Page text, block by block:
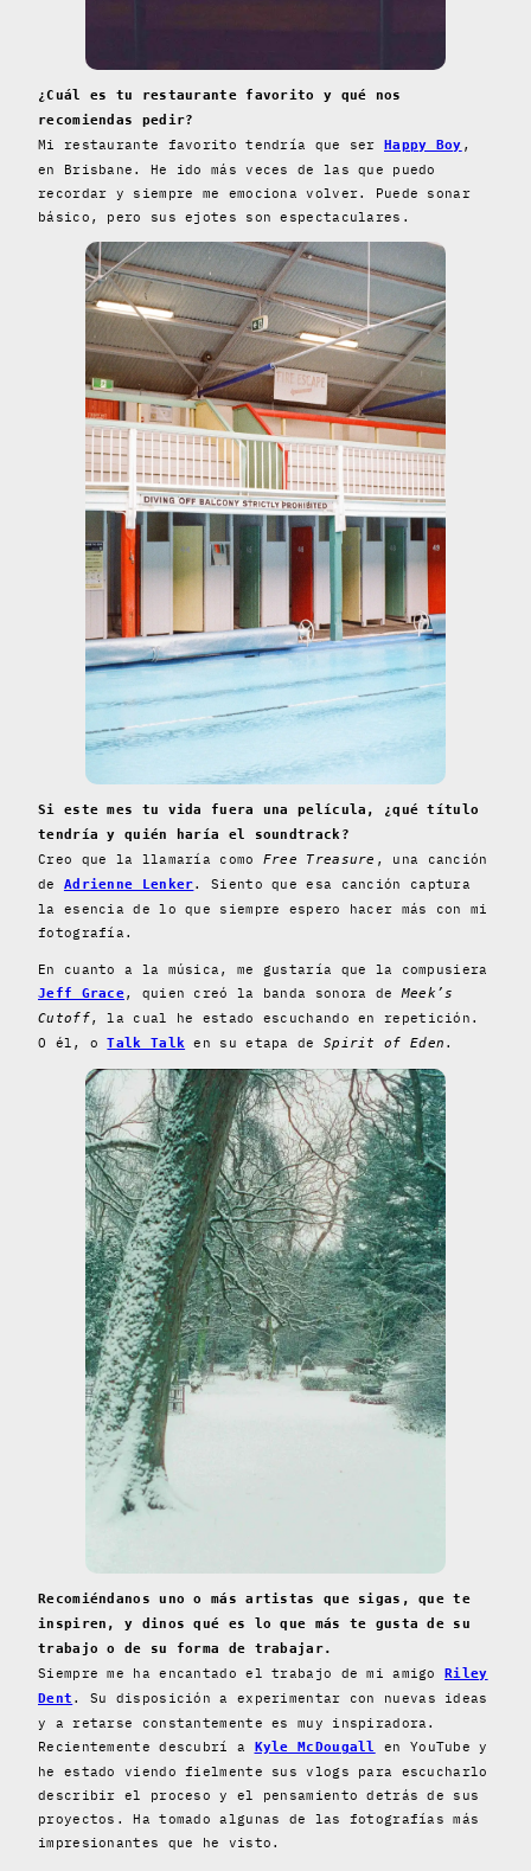
¿Cuál es tu restaurante favorito y qué nos
recomiendas pedir?
Mi restaurante favorito tendría que ser Happy Boy ,
en Brisbane. He ido más veces de las que puedo
recordar y siempre me emociona volver. Puede sonar
básico, pero sus ejotes son espectaculares.
Si este mes tu vida fuera una película, ¿qué título
tendría y quién haría el soundtrack?
Creo que la llamaría como Free Treasure , una canción
de Adrienne Lenker. Siento que esa canción captura
la esencia de lo que siempre espero hacer más con mi
fotografía.
En cuanto a la música, me gustaría que la compusiera
Jeff Grace, quien creó la banda sonora deMeek’s
Cutoff, la cual he estado escuchando en repetición.
O él, oTalk Talk en su etapa de Spirit of Eden .
Recomiéndanos uno o más artistas que sigas, que te
inspiren, y dinos qué es lo que más te gusta de su
trabajo o de su forma de trabajar.
Siempre me ha encantado el trabajo de mi amigoRiley
Dent . Su disposición a experimentar con nuevas ideas
y a retarse constantemente es muy inspiradora.
Recientemente descubrí a Kyle McDougall
en YouTube y
he estado viendo fielmente sus vlogs para escucharlo
describir el proceso y el pensamiento detrás de sus
proyectos. Ha tomado algunas de las fotografías más
impresionantes que he visto.